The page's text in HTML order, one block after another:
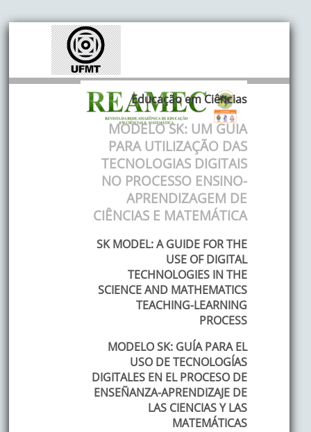
Educação em Ciências
MODELO SK: UM GUIA
PARA UTILIZAÇÃO DAS
TECNOLOGIAS DIGITAIS
NO PROCESSO ENSINO-
APRENDIZAGEM DE
CIÊNCIAS E MATEMÁTICA
SK MODEL: A GUIDE FOR THE
USE OF DIGITAL
TECHNOLOGIES IN THE
SCIENCE AND MATHEMATICS
TEACHING-LEARNING
PROCESS
MODELO SK: GUÍA PARA EL
USO DE TECNOLOGÍAS
DIGITALES EN EL PROCESO DE
ENSEÑANZA-APRENDIZAJE DE
LAS CIENCIAS Y LAS
MATEMÁTICAS